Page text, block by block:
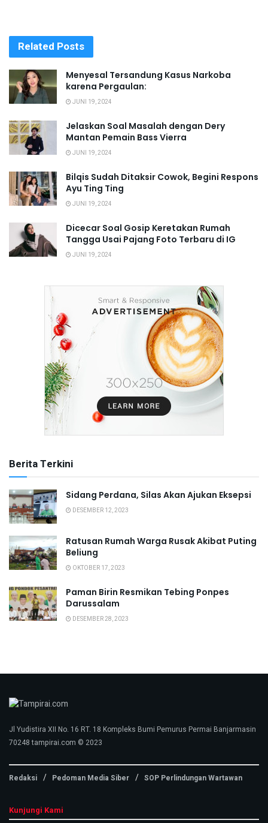
Related Posts
Menyesal Tersandung Kasus Narkoba
karena Pergaulan:
JUNI 19, 2024
Jelaskan Soal Masalah dengan Dery
Mantan Pemain Bass Vierra
JUNI 19, 2024
Bilqis Sudah Ditaksir Cowok, Begini Respons
Ayu Ting Ting
JUNI 19, 2024
Dicecar Soal Gosip Keretakan Rumah
Tangga Usai Pajang Foto Terbaru di IG
JUNI 19, 2024
Berita Terkini
Sidang Perdana, Silas Akan Ajukan Eksepsi
DESEMBER 12, 2023
Ratusan Rumah Warga Rusak Akibat Puting
Beliung
OKTOBER 17, 2023
Paman Birin Resmikan Tebing Ponpes
Darussalam
DESEMBER 28, 2023
Jl Yudistira XII No. 16 RT. 18 Kompleks Bumi Pemurus Permai Banjarmasin
70248 tampirai.com © 2023
Redaksi Pedoman Media Siber SOP Perlindungan Wartawan
Kunjungi Kami